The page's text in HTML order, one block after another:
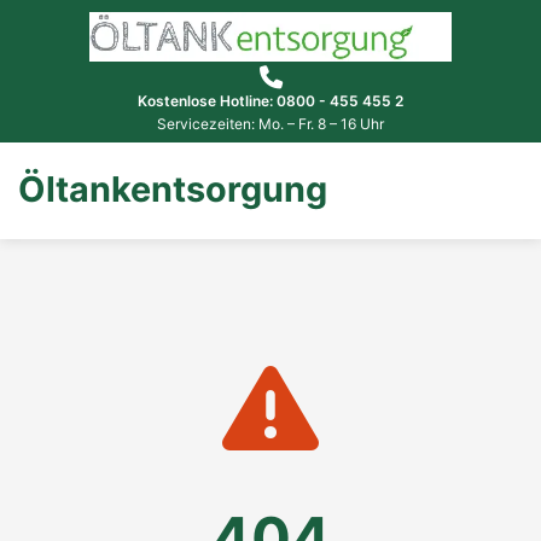
Kostenlose Hotline: 0800 - 455 455 2
Servicezeiten: Mo. – Fr. 8 – 16 Uhr
Öltankentsorgung